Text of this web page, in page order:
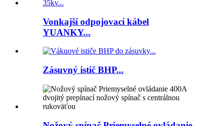
Vonkajší odpojovací kábel
YUANKY...
Zásuvný istič BHP...